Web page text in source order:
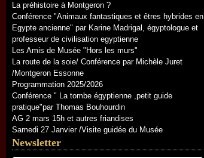
La préhistoire à Montgeron ?
Conférence "Animaux fantastiques et êtres hybrides en
Egypte ancienne" par Karine Madrigal, égyptologue et
professeur de civilisation egyptienne
Les Amis de Musée "Hors les murs"
La route de la soie/ Conférence par Michèle Juret
/Montgeron Essonne
Programmation 2025/2026
Conférence " La tombe égyptienne ,petit guide
pratique"par Thomas Bouhourdin
AG 2 mars 15h et autres friandises
Samedi 27 Janvier /Visite guidée du Musée
Newsletter